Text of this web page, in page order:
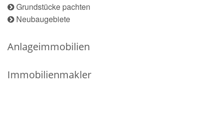
Grundstücke pachten
Neubaugebiete
Anlageimmobilien
Immobilienmakler